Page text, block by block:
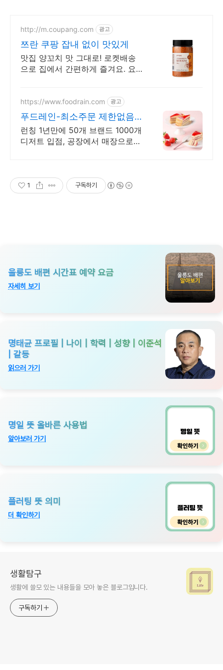
http://m.coupang.com 광고
쯔란 쿠팡 잡내 없이 맛있게
맛집 양꼬치 맛 그대로! 로켓배송
으로 집에서 간편하게 즐겨요. 요
https://www.foodrain.com 광고
푸드레인-최소주문 제한없음
브랜드 상관없이 교차주문OK
런칭 1년만에 50개 브랜드 1000개
디저트 입점, 공장에서 매장으로
1 구독하기
울릉도 배편 시간표 예약 요금
자세히 보기
명태균 프로필 | 나이 | 학력 | 성향 | 이준석
| 갈등
읽으러 가기
명일 뜻 올바른 사용법
알아보러 가기
플러팅 뜻 의미
더 확인하기
생활탐구
생활에 쓸모 있는 내용들을 모아 놓은 블로그입니다.
구독하기